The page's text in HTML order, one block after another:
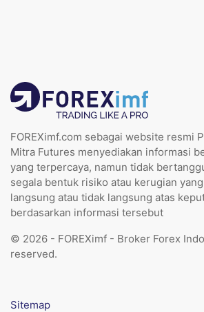
FOREXimf.com sebagai website resmi
Mitra Futures menyediakan informasi
yang terpercaya, namun tidak
segala bentuk risiko atau kerugian
langsung atau tidak langsung atas
berdasarkan informasi tersebut
© 2026 - FOREXimf - Broker Forex
reserved.
Sitemap